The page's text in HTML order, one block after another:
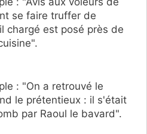
se faire truffer de
chargé est posé près de
: "On a retrouvé le
le prétentieux : il s'était
par Raoul le bavard".